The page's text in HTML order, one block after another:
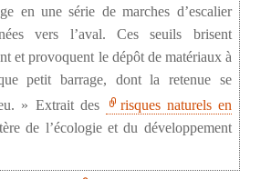
en une série de marches d’escalier
vers l’aval. Ces seuils brisent
et provoquent le dépôt de matériaux à
petit barrage, dont la retenue se
» Extrait des
risques naturels en
de l’écologie et du développement